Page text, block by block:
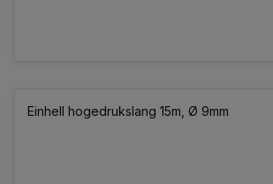
Einhell hogedrukslang 15m, Ø 9mm